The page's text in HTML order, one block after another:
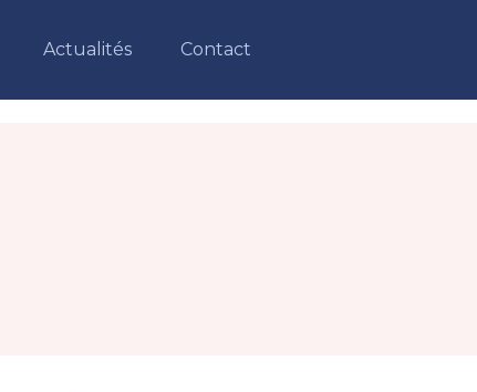
Actualités Contact